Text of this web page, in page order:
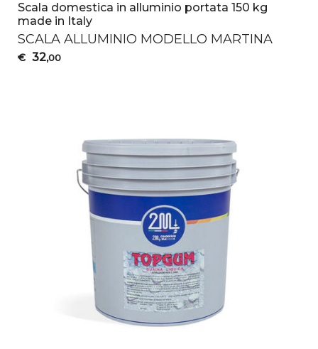
Scala domestica in alluminio portata 150 kg
made in Italy
SCALA ALLUMINIO MODELLO MARTINA
€ 32,00